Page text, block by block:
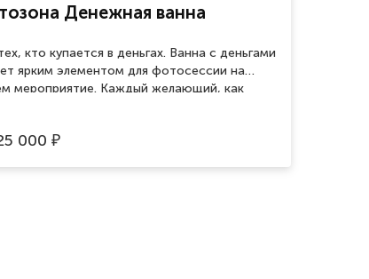
Денежная ванна
кто купается в деньгах. Ванна с деньгами
ярким элементом для фотосессии на
мероприятие. Каждый желающий, как
миллионером. При желании к купюрам
000 ₽